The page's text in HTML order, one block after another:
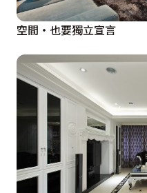
空間‧也要獨立宣言